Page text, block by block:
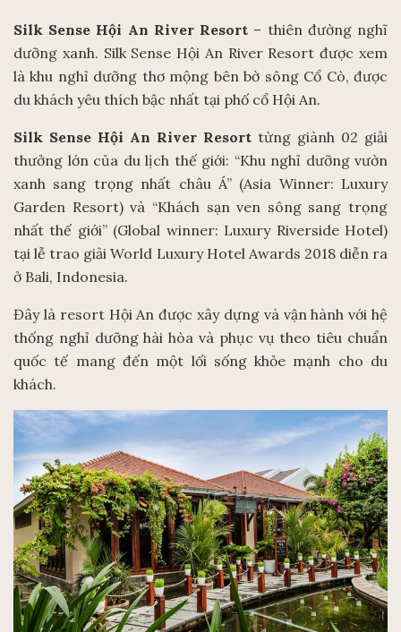
Silk Sense Hội An River Resort – thiên đường nghĩ
dưỡng xanh. Silk Sense Hội An River Resort được xem
là khu nghỉ dưỡng thơ mộng bên bờ sông Cổ Cò, được
du khách yêu thích bậc nhất tại phố cổ Hội An.
Silk Sense Hội An River Resort từng giành 02 giải
thưởng lớn của du lịch thế giới: “Khu nghỉ dưỡng vườn
xanh sang trọng nhất châu Á” (Asia Winner: Luxury
Garden Resort) và “Khách sạn ven sông sang trọng
nhất thế giới” (Global winner: Luxury Riverside Hotel)
tại lễ trao giải World Luxury Hotel Awards 2018 diễn ra
ở Bali, Indonesia.
Đây là resort Hội An được xây dựng và vận hành với hệ
thống nghỉ dưỡng hài hòa và phục vụ theo tiêu chuẩn
quốc tế mang đến một lối sống khỏe mạnh cho du
khách.